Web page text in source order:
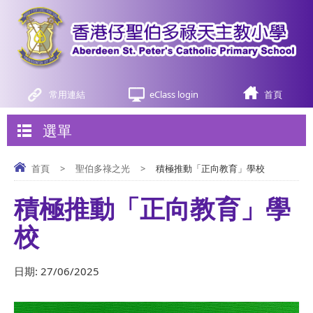
常用連結 eClass login 首頁
選單
首頁 > 聖伯多祿之光 > 積極推動「正向教育」學校
積極推動「正向教育」學
校
日期: 27/06/2025